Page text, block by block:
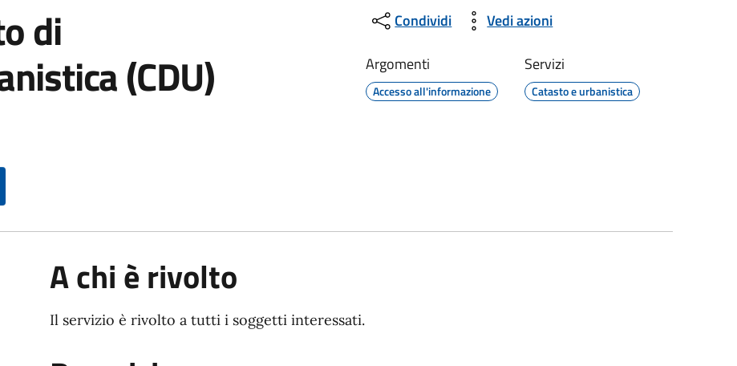
di
(CDU)
Condividi
Vedi azioni
Argomenti
Accesso all'informazione
Servizi
Catasto e urbanistica
A chi è rivolto
Il servizio è rivolto a tutti i soggetti interessati.